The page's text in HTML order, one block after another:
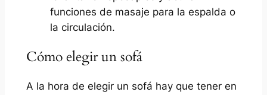
funciones de masaje para la espalda o
la circulación.
Cómo elegir un sofá
A la hora de elegir un sofá hay que tener en